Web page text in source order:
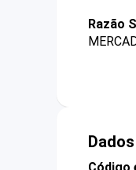
Razão